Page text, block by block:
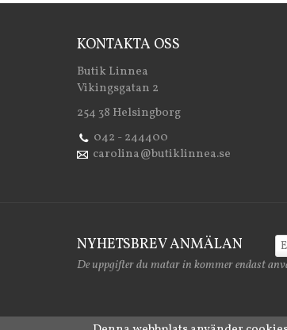
KONTAKTA OSS
Butik Linnea
Vikingsgatan 2
254 38 Helsingborg
042 - 244400
carolina@butiklinnea.se
NYHETSBREV ANMÄLAN
De uppgifter du matar in kommer endast